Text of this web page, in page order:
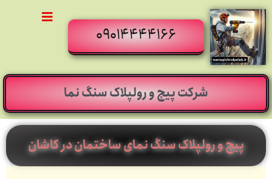
09014444166
شرکت پیچ و رولپلاک سنگ نما
پیچ و رولپلاک سنگ نمای ساختمان در کاشان